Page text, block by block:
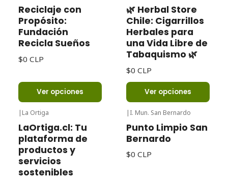
Reciclaje con
Propósito:
Fundación
Recicla Sueños
$0 CLP
Ver opciones
🌿 Herbal Store
Chile: Cigarrillos
Herbales para
una Vida Libre de
Tabaquismo 🌿
$0 CLP
Ver opciones
| La Ortiga
LaOrtiga.cl: Tu
plataforma de
productos y
servicios
sostenibles
| I. Mun. San Bernardo
Punto Limpio San
Bernardo
$0 CLP